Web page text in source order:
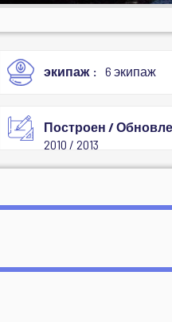
экипаж 6 экипаж
Построен /
2010 / 2013